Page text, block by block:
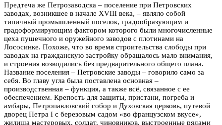
Предтеча же Петрозаводска – поселение при Петровских
заводах, возникшее в начале XVIII века, – являло собой
типичный промышленный поселок, градообразующим и
градоформирующим фактором которого были многочисленные
цеха пушечного и оружейного заводов с плотинами на
Лососинке. Похоже, что во время строительства слободы при
заводах на гражданскую застройку обращалось мало внимания,
и строения возводились без предварительного общего плана.
Название поселения – Петровские заводы – говорило само за
себя. Во главу угла была поставлена основная –
производственная – функция, а также всё, связанное с ее
обеспечением. Крепость для защиты, пристани, погреба и
амбары, Петропавловский собор и Духовская церковь, путевой
дворец Петра I с березовым садом «во французском вкусе»,
жилища мастеровых, солдат, чиновников, выстроенные рядами